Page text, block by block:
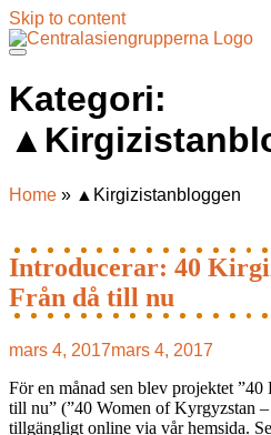
Skip to content
Kategori:
Home » ▲Kirgizistanbloggen
Introducerar: 40
Från då till nu
mars 4, 2017mars 4, 2017
För en månad sen blev projektet
till nu” (”40 Women of Kyrgyzstan –
tillgängligt online via vår hemsida.